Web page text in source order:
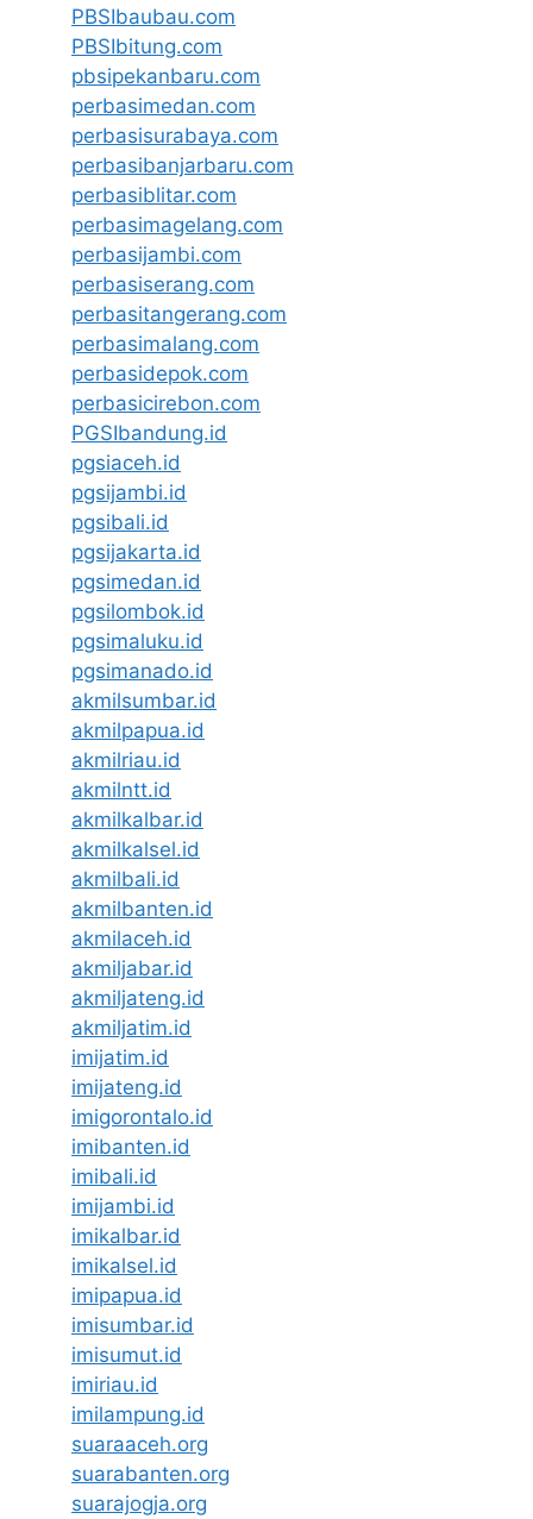
PBSIbaubau.com
PBSIbitung.com
pbsipekanbaru.com
perbasimedan.com
perbasisurabaya.com
perbasibanjarbaru.com
perbasiblitar.com
perbasimagelang.com
perbasijambi.com
perbasiserang.com
perbasitangerang.com
perbasimalang.com
perbasidepok.com
perbasicirebon.com
PGSIbandung.id
pgsiaceh.id
pgsijambi.id
pgsibali.id
pgsijakarta.id
pgsimedan.id
pgsilombok.id
pgsimaluku.id
pgsimanado.id
akmilsumbar.id
akmilpapua.id
akmilriau.id
akmilntt.id
akmilkalbar.id
akmilkalsel.id
akmilbali.id
akmilbanten.id
akmilaceh.id
akmiljabar.id
akmiljateng.id
akmiljatim.id
imijatim.id
imijateng.id
imigorontalo.id
imibanten.id
imibali.id
imijambi.id
imikalbar.id
imikalsel.id
imipapua.id
imisumbar.id
imisumut.id
imiriau.id
imilampung.id
suaraaceh.org
suarabanten.org
suarajogja.org